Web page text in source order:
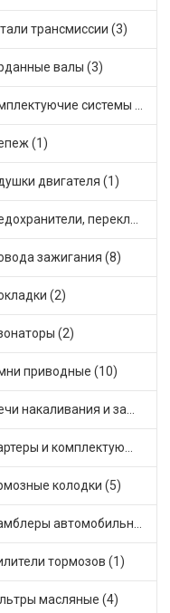
трансмиссии (3)
валы (3)
Комплектуючие системы стеклоочистителя (1)
(1)
двигателя (1)
Предохранители, переключатели, кнопки автомобильные (4)
зажигания (8)
(2)
(2)
приводные (10)
Свечи накаливания и зажигания (13)
Стартеры и комплектующие (9)
колодки (5)
Трамблеры автомобильные (6)
тормозов (1)
масляные (4)